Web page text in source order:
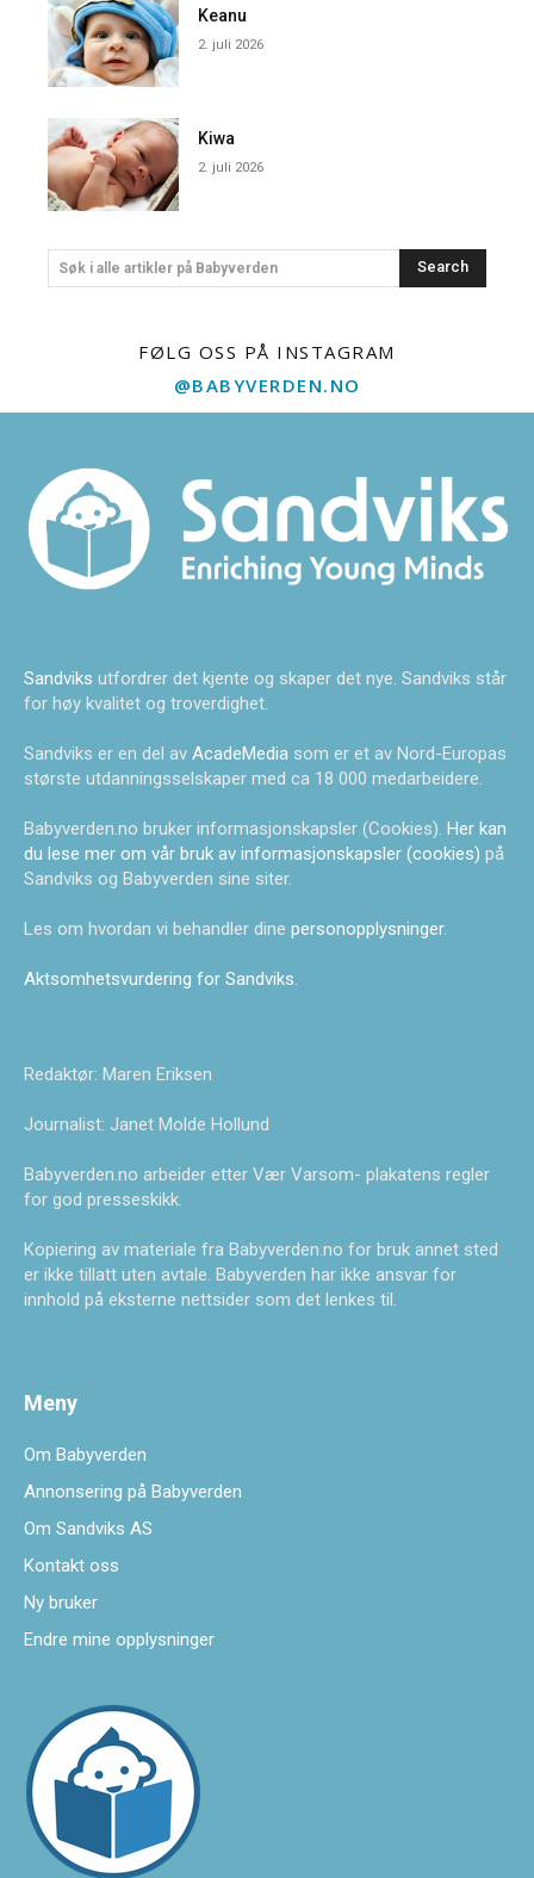
Keanu
2. juli 2026
Kiwa
2. juli 2026
Søk i alle artikler på Babyverden Search
FØLG OSS PÅ INSTAGRAM
@BABYVERDEN.NO
Sandviks utfordrer det kjente og skaper det nye. Sandviks står
for høy kvalitet og troverdighet.
Sandviks er en del av AcadeMedia som er et av Nord-Europas
største utdanningsselskaper med ca 18 000 medarbeidere.
Babyverden.no bruker informasjonskapsler (Cookies). Her kan
du lese mer om vår bruk av informasjonskapsler (cookies) på
Sandviks og Babyverden sine siter.
Les om hvordan vi behandler dine personopplysninger.
Aktsomhetsvurdering for Sandviks.
Redaktør: Maren Eriksen
Journalist: Janet Molde Hollund
Babyverden.no arbeider etter Vær Varsom- plakatens regler
for god presseskikk.
Kopiering av materiale fra Babyverden.no for bruk annet sted
er ikke tillatt uten avtale. Babyverden har ikke ansvar for
innhold på eksterne nettsider som det lenkes til.
Meny
Om Babyverden
Annonsering på Babyverden
Om Sandviks AS
Kontakt oss
Ny bruker
Endre mine opplysninger